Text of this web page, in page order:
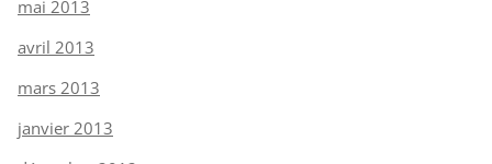
mai 2013
avril 2013
mars 2013
janvier 2013